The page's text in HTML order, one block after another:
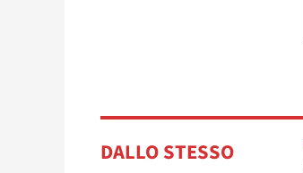
DALLO STESSO